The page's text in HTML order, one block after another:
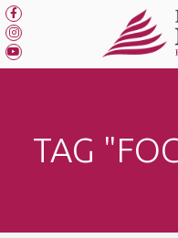
Skip
to
content
TAG